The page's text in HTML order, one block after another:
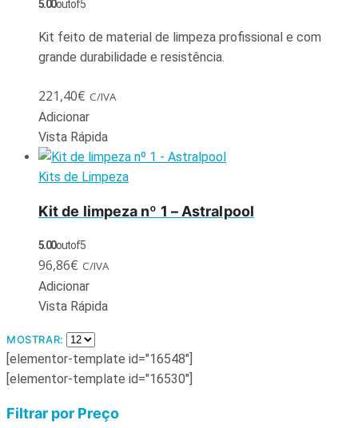
5.00out of 5
Kit feito de material de limpeza profissional e com
grande durabilidade e resistência.
221,40€ C/IVA
Adicionar
Vista Rápida
Kits de Limpeza
Kit de limpeza nº 1 – Astralpool
5.00out of 5
96,86€ C/IVA
Adicionar
Vista Rápida
MOSTRAR:
[elementor-template id="16548"]
[elementor-template id="16530"]
Filtrar por Preço